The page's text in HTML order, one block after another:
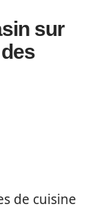
sur
de cuisine